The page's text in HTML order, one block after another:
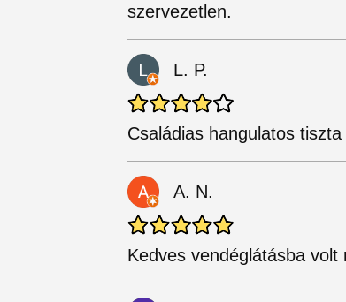
szervezetlen.
L. P.
Családias hangulatos
A. N.
Kedves vendéglátásba volt